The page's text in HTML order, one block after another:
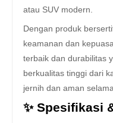
atau SUV modern.
Dengan produk
keamanan dan
terbaik dan durabilitas
berkualitas tinggi dari
jernih dan aman
✨ Spesifikasi